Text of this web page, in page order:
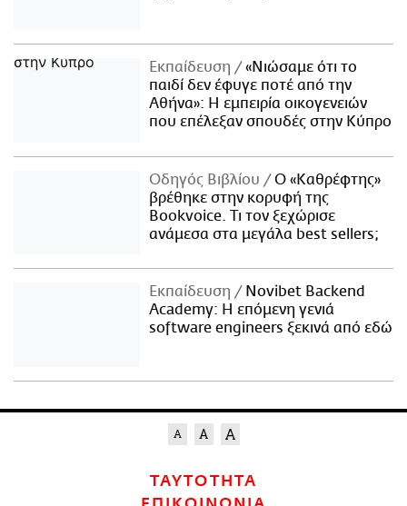
Εκπαίδευση
«Νιώσαμε ότι το
παιδί δεν έφυγε ποτέ από την
Αθήνα»: Η εμπειρία οικογενειών
που επέλεξαν σπουδές στην Κύπρο
Οδηγός Βιβλίου
Ο «Καθρέφτης»
βρέθηκε στην κορυφή της
Bookvoice. Τι τον ξεχώρισε
ανάμεσα στα μεγάλα best sellers;
Εκπαίδευση
Novibet Backend
Academy: Η επόμενη γενιά
software engineers ξεκινά από εδώ
ΤΑΥΤΟΤΗΤΑ